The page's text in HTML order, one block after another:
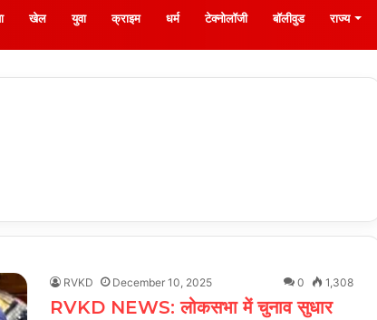
खेल युवा क्राइम धर्म टेक्नोलॉजी बॉलीवुड राज्य
RVKD December 10, 2025 0 1,308
RVKD NEWS: लोकसभा में चुनाव सुधार